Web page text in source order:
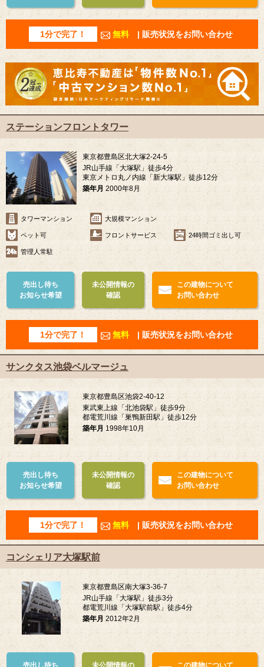
1分で完了！ 無料 | 販売状況をお問い合わせ
ステーションフロントタワー
東京都豊島区北大塚2-24-5
JR山手線「大塚駅」徒歩4分
東京メトロ丸ノ内線「新大塚駅」徒歩12分
築年月 2000年8月
タワーマンション 大規模マンション
ペット可 フロントサービス 24時間ゴミ出し可
管理人常駐
売出し待ち
お知らせ希望
未公開情報の
確認
この建物について
お問い合わせ
1分で完了！ 無料 | 販売状況をお問い合わせ
サンクタス池袋ベルマージュ
東京都豊島区池袋2-40-12
東武東上線「北池袋駅」徒歩9分
都電荒川線「巣鴨新田駅」徒歩12分
築年月 1998年10月
売出し待ち
お知らせ希望
未公開情報の
確認
この建物について
お問い合わせ
1分で完了！ 無料 | 販売状況をお問い合わせ
コンシェリア大塚駅前
東京都豊島区南大塚3-36-7
JR山手線「大塚駅」徒歩3分
都電荒川線「大塚駅前駅」徒歩4分
築年月 2012年2月